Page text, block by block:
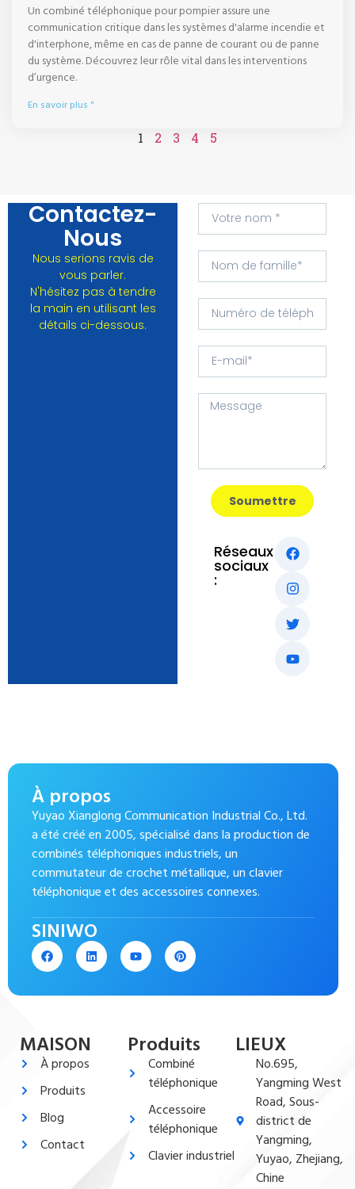
Un combiné téléphonique pour pompier assure une
communication critique dans les systèmes d'alarme incendie et
d'interphone, même en cas de panne de courant ou de panne
du système. Découvrez leur rôle vital dans les interventions
d’urgence.
En savoir plus "
1 2 3 4 5
Contactez-
Nous
Nous serions ravis de
vous parler.
N'hésitez pas à tendre
la main en utilisant les
détails ci-dessous.
Soumettre
Réseaux
sociaux
:
À propos
Yuyao Xianglong Communication Industrial Co., Ltd.
a été créé en 2005, spécialisé dans la production de
combinés téléphoniques industriels, un
commutateur de crochet métallique, un clavier
téléphonique et des accessoires connexes.
SINIWO
MAISON
À propos
Produits
Blog
Contact
Produits
Combiné
téléphonique
Accessoire
téléphonique
Clavier industriel
LIEUX
No.695,
Yangming West
Road, Sous-
district de
Yangming,
Yuyao, Zhejiang,
Chine